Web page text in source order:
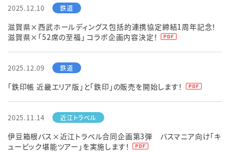
2025.12.10
滋賀県×西武ホールディングス包括的連携協定締結1周年記念！
滋賀県×「52席の至福」 コラボ企画内容決定！
2025.12.09
「鉄印帳 近畿エリア版」と「鉄印」の販売を開始します！
2025.11.14
伊豆箱根バス×近江トラベル合同企画第3弾 バスマニア向け「キ
ュービック堪能ツアー」を実施します！